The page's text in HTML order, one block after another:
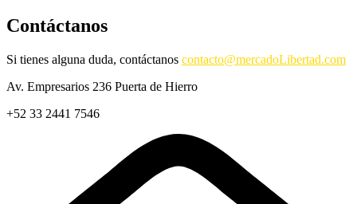
Contáctanos
Si tienes alguna duda, contáctanos contacto@mercadoLibertad.com
Av. Empresarios 236 Puerta de Hierro
+52 33 2441 7546